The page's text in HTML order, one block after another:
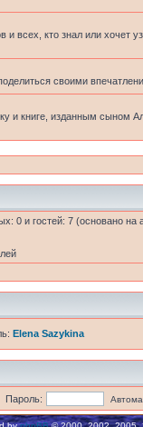
и всех, кто знал или хочет
своими
и книге, изданным сыном
0 и гостей: 7 (основано
Elena Sazykina
Пароль: